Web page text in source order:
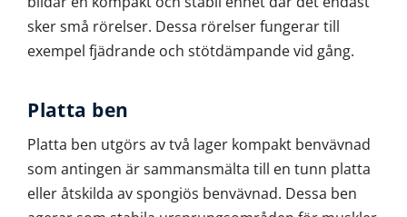
sker små rörelser. Dessa rörelser fungerar till
exempel fjädrande och stötdämpande vid gång.
Platta ben
Platta ben utgörs av två lager kompakt benvävnad
som antingen är sammansmälta till en tunn platta
eller åtskilda av spongiös benvävnad. Dessa ben